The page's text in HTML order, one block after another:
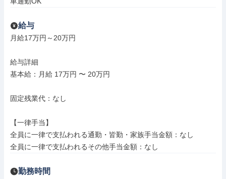
給与
月給17万円～20万円
給与詳細
基本給：月給 17万円 〜 20万円
固定残業代：なし
【一律手当】
全員に一律で支払われる通勤・皆勤・家族手当金額：なし
全員に一律で支払われるその他手当金額：なし
勤務時間